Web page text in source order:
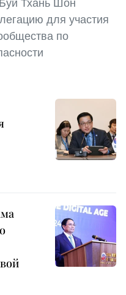
для участия
по